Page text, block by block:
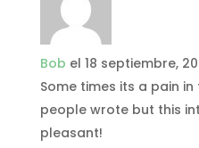
Bob el 18 septiembre,
Some times its a pain
people wrote but this
pleasant!